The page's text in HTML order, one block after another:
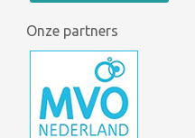
Onze partners